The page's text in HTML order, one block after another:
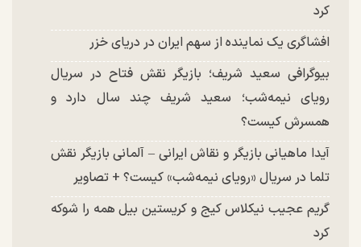
کرد
افشاگری یک نماینده از سهم ایران در دریای خزر
بیوگرافی سعید شریف؛ بازیگر نقش فتاح در سریال
رویای نیمه‌شب؛ سعید شریف چند سال دارد و
همسرش کیست؟
آیدا ماهیانی بازیگر و نقاش ایرانی – آلمانی بازیگر نقش
تلما در سریال «رویای نیمه‌شب» کیست؟ + تصاویر
گریم عجیب نیکلاس کیج و کریستین بیل همه را شوکه
کرد